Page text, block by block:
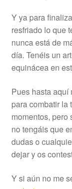
Y ya para
resfriado lo que
nunca está de
día. Tenéis un
equinácea en
Pues hasta aquí
para combatir la
momentos, pero
no tengáis que
dudas o
dejar y os
Y si aún no me